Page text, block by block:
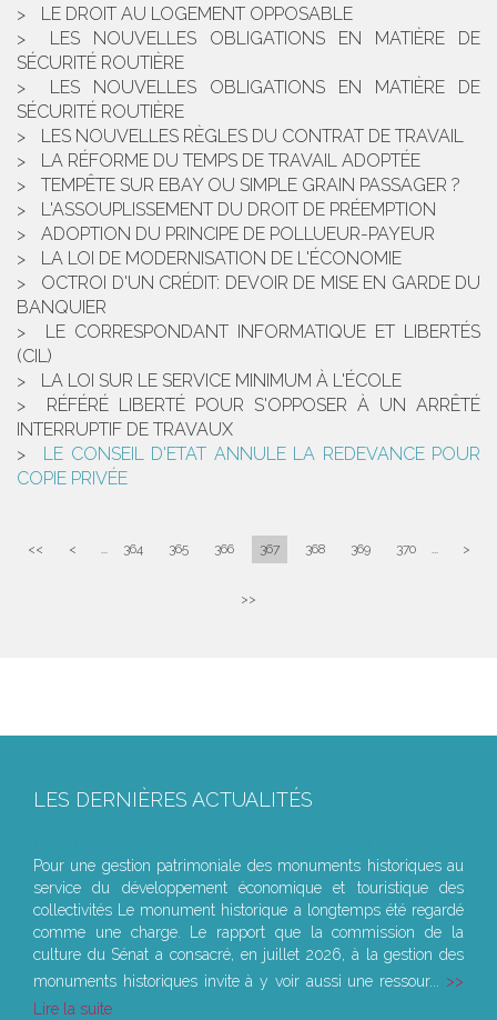
LE DROIT AU LOGEMENT OPPOSABLE
LES NOUVELLES OBLIGATIONS EN MATIÈRE DE
SÉCURITÉ ROUTIÈRE
LES NOUVELLES OBLIGATIONS EN MATIÈRE DE
SÉCURITÉ ROUTIÈRE
LES NOUVELLES RÈGLES DU CONTRAT DE TRAVAIL
LA RÉFORME DU TEMPS DE TRAVAIL ADOPTÉE
TEMPÊTE SUR EBAY OU SIMPLE GRAIN PASSAGER ?
L'ASSOUPLISSEMENT DU DROIT DE PRÉEMPTION
ADOPTION DU PRINCIPE DE POLLUEUR-PAYEUR
LA LOI DE MODERNISATION DE L'ÉCONOMIE
OCTROI D'UN CRÉDIT: DEVOIR DE MISE EN GARDE DU
BANQUIER
LE CORRESPONDANT INFORMATIQUE ET LIBERTÉS
(CIL)
LA LOI SUR LE SERVICE MINIMUM À L'ÉCOLE
RÉFÉRÉ LIBERTÉ POUR S'OPPOSER À UN ARRÊTÉ
INTERRUPTIF DE TRAVAUX
LE CONSEIL D'ETAT ANNULE LA REDEVANCE POUR
COPIE PRIVÉE
<< < ... 364 365 366 367 368 369 370 ... >
>>
LES DERNIÈRES ACTUALITÉS
Pour une gestion patrimoniale des monuments historiques au
service du développement économique et touristique des
collectivités Le monument historique a longtemps été regardé
comme une charge. Le rapport que la commission de la
culture du Sénat a consacré, en juillet 2026, à la gestion des
monuments historiques invite à y voir aussi une ressour...
Lire la suite